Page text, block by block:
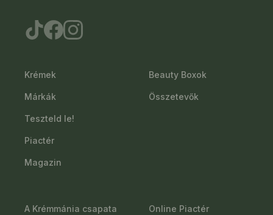
Krémek
Márkák
Teszteld le!
Piactér
Magazin
Beauty Boxok
Összetevők
A Krémmánia csapata
Online Piactér